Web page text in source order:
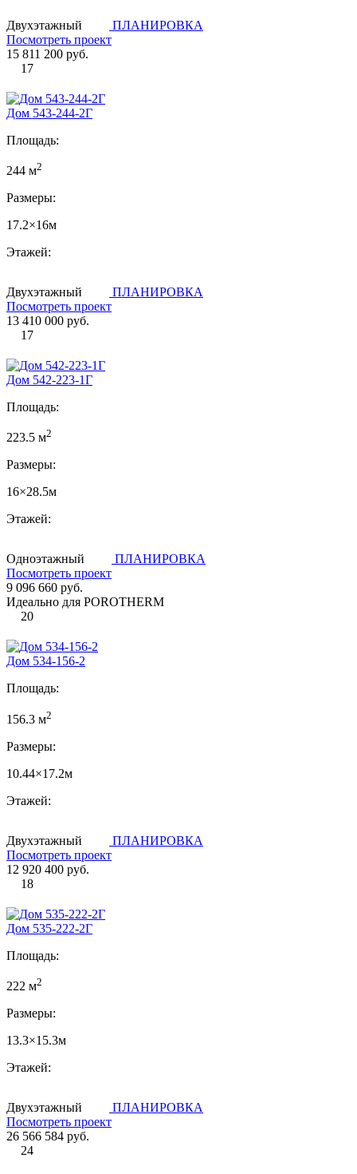
Двухэтажный
ПЛАНИРОВКА
Посмотреть проект
15 811 200 руб.
17
Дом 543-244-2Г
Площадь:
244 м2
Размеры:
17.2×16м
Этажей:
Двухэтажный
ПЛАНИРОВКА
Посмотреть проект
13 410 000 руб.
17
Дом 542-223-1Г
Площадь:
223.5 м2
Размеры:
16×28.5м
Этажей:
Одноэтажный
ПЛАНИРОВКА
Посмотреть проект
9 096 660 руб.
Идеально для POROTHERM
20
Дом 534-156-2
Площадь:
156.3 м2
Размеры:
10.44×17.2м
Этажей:
Двухэтажный
ПЛАНИРОВКА
Посмотреть проект
12 920 400 руб.
18
Дом 535-222-2Г
Площадь:
222 м2
Размеры:
13.3×15.3м
Этажей:
Двухэтажный
ПЛАНИРОВКА
Посмотреть проект
26 566 584 руб.
24